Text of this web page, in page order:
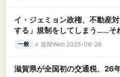
イ・ジェミョン政権、不動産
する」規制をしてしまう……そ
敗してきたヤツだけど……
一般 ★ 楽韓Web 2025-06-28
滋賀県が全国初の交通税、26